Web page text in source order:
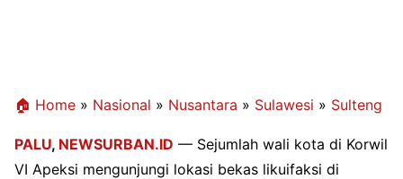
🏠 Home » Nasional » Nusantara » Sulawesi » Sulteng
PALU, NEWSURBAN.ID — Sejumlah wali kota di Korwil
VI Apeksi mengunjungi lokasi bekas likuifaksi di